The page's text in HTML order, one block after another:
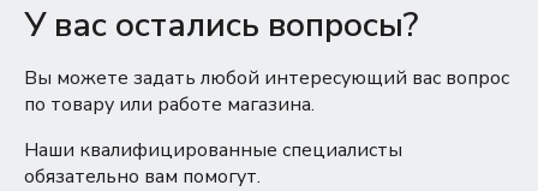
У вас остались вопросы?
Вы можете задать любой интересующий вас вопрос
по товару или работе магазина.
Наши квалифицированные специалисты
обязательно вам помогут.